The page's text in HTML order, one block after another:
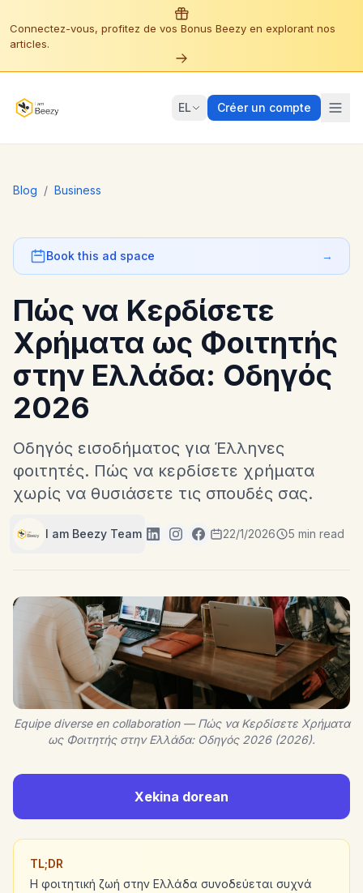
Connectez-vous, profitez de vos Bonus Beezy en explorant nos
articles.
EL Créer un compte
Blog / Business
Book this ad space →
Πώς να Κερδίσετε
Χρήματα ως Φοιτητής
στην Ελλάδα: Οδηγός
2026
Οδηγός εισοδήματος για Έλληνες
φοιτητές. Πώς να κερδίσετε χρήματα
χωρίς να θυσιάσετε τις σπουδές σας.
I am Beezy Team 22/1/2026 5 min read
Equipe diverse en collaboration — Πώς να Κερδίσετε Χρήματα
ως Φοιτητής στην Ελλάδα: Οδηγός 2026 (2026).
Xekina dorean
TL;DR
Η φοιτητική ζωή στην Ελλάδα συνοδεύεται συχνά